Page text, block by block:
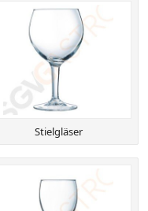
Stielgläser